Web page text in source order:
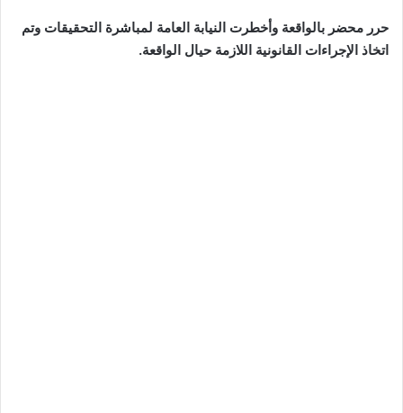
حرر محضر بالواقعة وأخطرت النيابة العامة لمباشرة التحقيقات وتم
اتخاذ الإجراءات القانونية اللازمة حيال الواقعة.